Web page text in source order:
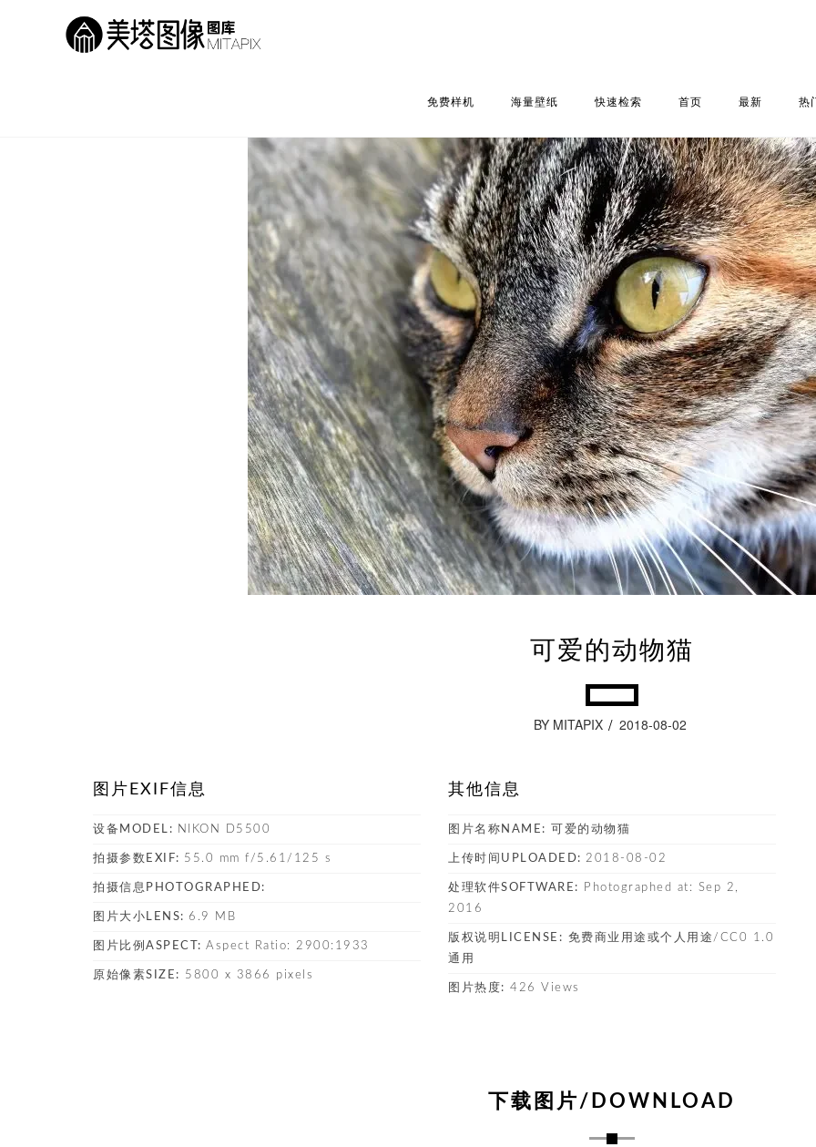
免费样机 海量壁纸 快速检索 首页 最新 热
可爱的动物猫
BY MITAPIX 2018-08-02
图片EXIF信息
设备MODEL: NIKON D5500
拍摄参数EXIF: 55.0 mm f/5.61/125 s
拍摄信息PHOTOGRAPHED:
图片大小LENS: 6.9 MB
图片比例ASPECT: Aspect Ratio: 2900:1933
原始像素SIZE: 5800 x 3866 pixels
其他信息
图片名称NAME: 可爱的动物猫
上传时间UPLOADED: 2018-08-02
处理软件SOFTWARE:
Photographed at: Sep 2,
2016
版权说明LICENSE: 免费商业用途或个人用途/CC0 1.0
通用
图片热度: 426 Views
下载图片/DOWNLOAD